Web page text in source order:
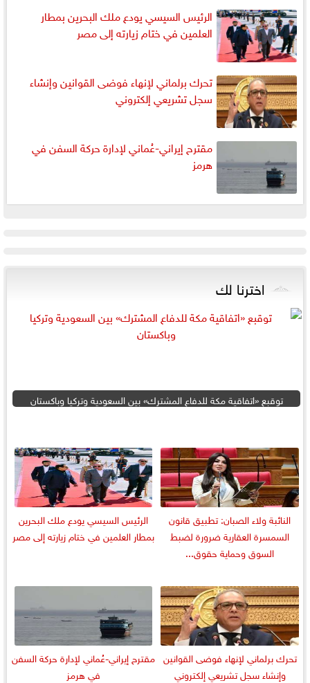
الرئيس السيسي يودع ملك البحرين بمطار
العلمين في ختام زيارته إلى مصر
تحرك برلماني لإنهاء فوضى القوانين وإنشاء
سجل تشريعي إلكتروني
مقترح إيراني-عُماني لإدارة حركة السفن في
هرمز
اخترنا لك
توقبع «اتفاقية مكة للدفاع المشترك» بين السعودية وتركيا وباكستان
النائبة ولاء الصبان: تطبيق قانون
السمسرة العقارية ضرورة لضبط
السوق وحماية حقوق...
الرئيس السيسي يودع ملك البحرين
بمطار العلمين في ختام زيارته إلى مصر
تحرك برلماني لإنهاء فوضى القوانين
وإنشاء سجل تشريعي إلكتروني
مقترح إيراني-عُماني لإدارة حركة السفن
في هرمز